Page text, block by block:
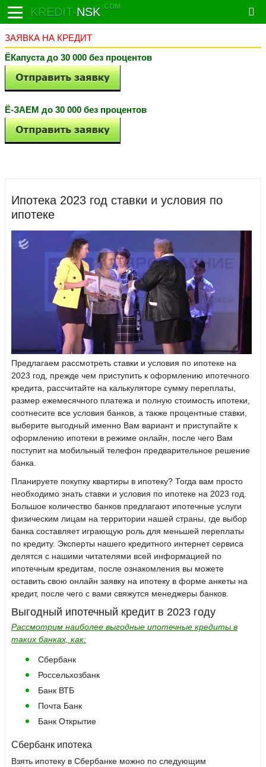
KREDIT-NSK .COM
ЗАЯВКА НА КРЕДИТ
ЁКапуста до 30 000 без процентов
Ё-ЗАЕМ до 30 000 без процентов
Ипотека 2023 год ставки и условия по
ипотеке
Предлагаем рассмотреть ставки и условия по ипотеке на
2023 год, прежде чем приступить к оформлению ипотечного
кредита, рассчитайте на калькуляторе сумму переплаты,
размер ежемесячного платежа и полную стоимость ипотеки,
соотнесите все условия банков, а также процентные ставки,
выберите выгодный именно Вам вариант и приступайте к
оформлению ипотеки в режиме онлайн, после чего Вам
поступит на мобильный телефон предварительное решение
банка.
Планируете покупку квартиры в ипотеку? Тогда вам просто
необходимо знать ставки и условия по ипотеке на 2023 год.
Большое количество банков предлагают ипотечные услуги
физическим лицам на территории нашей страны, где выбор
банка составляет играющую роль для меньшей переплаты
по кредиту. Эксперты нашего кредитного интернет сервиса
делятся с нашими читателями всей информацией по
ипотечным кредитам, после ознакомления вы можете
оставить свою онлайн заявку на ипотеку в форме анкеты на
кредит, после чего с вами свяжутся менеджеры банков.
Выгодный ипотечный кредит в 2023 году
Рассмотрим наиболее выгодные ипотечные кредиты в
таких банках, как:
Сбербанк
Россельхозбанк
Банк ВТБ
Почта Банк
Банк Открытие
Сбербанк ипотека
Взять ипотеку в Сбербанке можно по следующим